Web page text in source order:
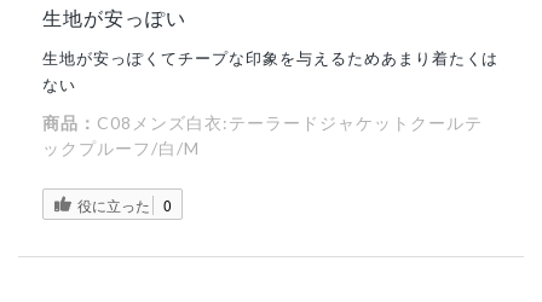
生地が安っぽい
生地が安っぽくてチープな印象を与えるためあまり着たくは
ない
商品： C08メンズ白衣:テーラードジャケットクールテ
ックプルーフ/白/M
役に立った 0